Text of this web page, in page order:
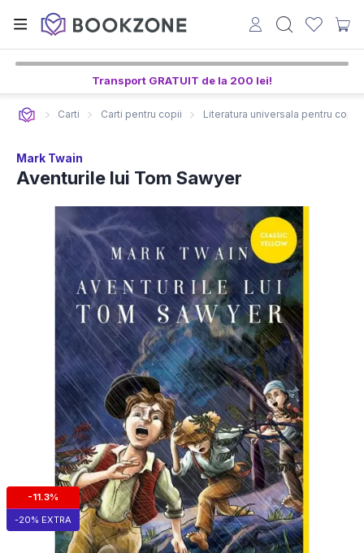
Transport GRATUIT de la 200 lei!
Carti Carti pentru copii Literatura universala pentru copii
Mark Twain
Aventurile lui Tom Sawyer
-11.3%
-20% EXTRA